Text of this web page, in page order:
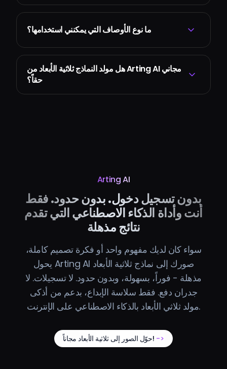
ما نوع الأوصاف التي يمكنني استخدامها؟
هل مولد النماذج ثلاثية الأبعاد من Arting AI مجاني
حقاً؟
Arting AI
بدون تسجيل دخول. بدون حدود. فقط
أنت وأداة الذكاء الاصطناعي التي تقدم
نتائج مذهلة
سواء كان لديك مفهوم واحد أو فكرة تصميم كاملة،
يحول Arting AI صورك إلى نماذج ثلاثية الأبعاد
مذهلة - فوراً، بسهولة، وبدون حدود. لا تسجيلات. لا
جدران دفع. فقط سلاسة الإبداع، بدعم من أذكى
مولد ثلاثي الأبعاد بالذكاء الاصطناعي على الإنترنت.
حوّل الصور إلى ثلاثية الأبعاد مجاناً! ->